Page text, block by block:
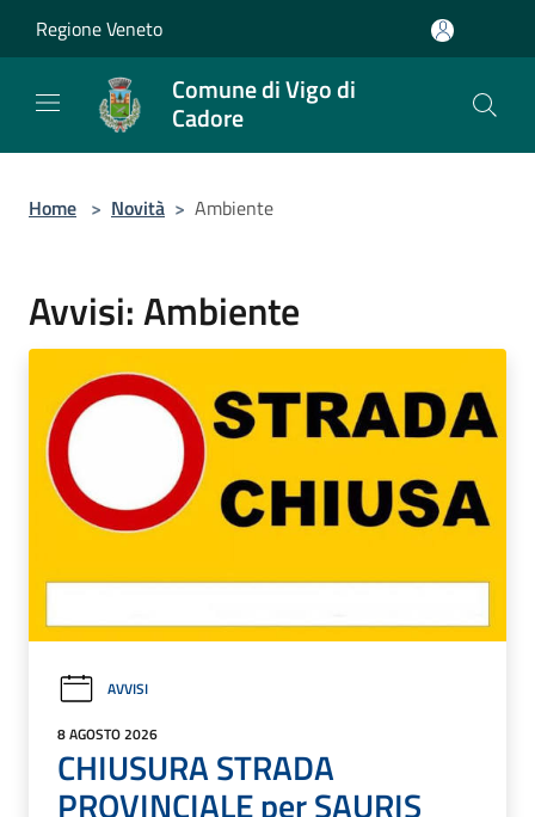
Regione Veneto
Comune di Vigo di
Cadore
Home > Novità > Ambiente
Avvisi: Ambiente
AVVISI
8 AGOSTO 2026
CHIUSURA STRADA
PROVINCIALE per SAURIS